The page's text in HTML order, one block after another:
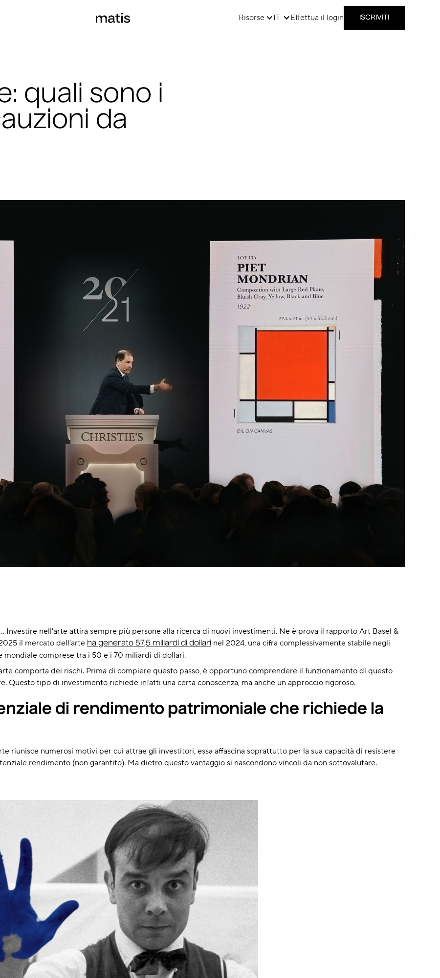
Risorse IT Effettua il login ISCRIVITI
quali sono i
da
Investire nell'arte attira sempre più persone alla ricerca di nuovi investimenti. Ne è prova il rapporto Art Basel &
il mercato dell'arte ha generato 57,5 miliardi di dollari nel 2024, una cifra complessivamente stabile negli
comprese tra i 50 e i 70 miliardi di dollari.
comporta dei rischi. Prima di compiere questo passo, è opportuno comprendere il funzionamento di questo
Questo tipo di investimento richiede infatti una certa conoscenza, ma anche un approccio rigoroso.
di rendimento patrimoniale che richiede la
riunisce numerosi motivi per cui attrae gli investitori, essa affascina soprattutto per la sua capacità di resistere
rendimento (non garantito). Ma dietro questo vantaggio si nascondono vincoli da non sottovalutare.